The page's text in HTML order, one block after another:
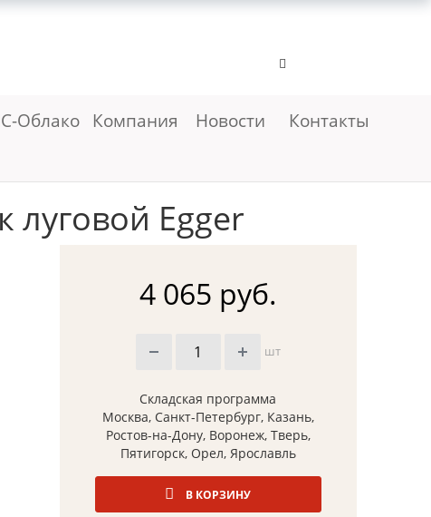
Облако Компания Новости Контакты
Egger
4 065 руб.
шт
Складская программа
Москва, Санкт-Петербург, Казань,
Ростов-на-Дону, Воронеж, Тверь,
Пятигорск, Орел, Ярославль
В КОРЗИНУ